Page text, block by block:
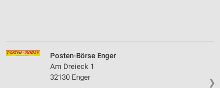
❯
Posten-Börse Enger
Am Dreieck 1
32130 Enger